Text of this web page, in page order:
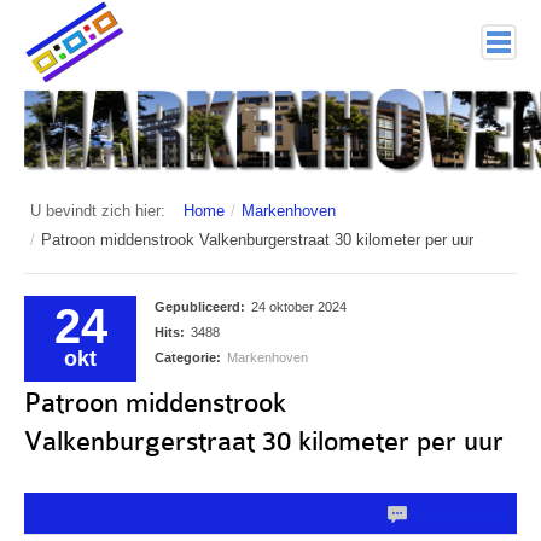
home
Markenhoven
Documenten
Veiligheid (mijn buurt van politie.nl)
Nieuwsbrieven
Historie
Hof 1
Bestuur en Commissies
U bevindt zich hier: Home / Markenhoven
/ Patroon middenstrook Valkenburgerstraat 30 kilometer per uur
24
okt
Gepubliceerd: 24 oktober 2024
Hits: 3488
Categorie: Markenhoven
Patroon middenstrook
Valkenburgerstraat 30 kilometer per uur